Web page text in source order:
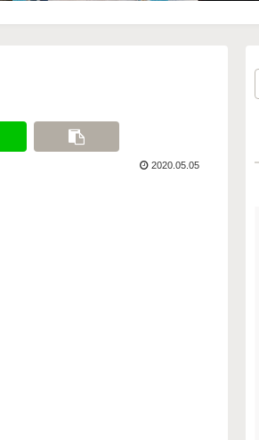
2020.05.05